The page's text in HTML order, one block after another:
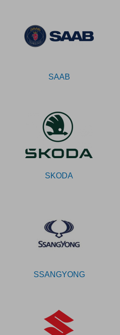
SAAB
SKODA
SSANGYONG